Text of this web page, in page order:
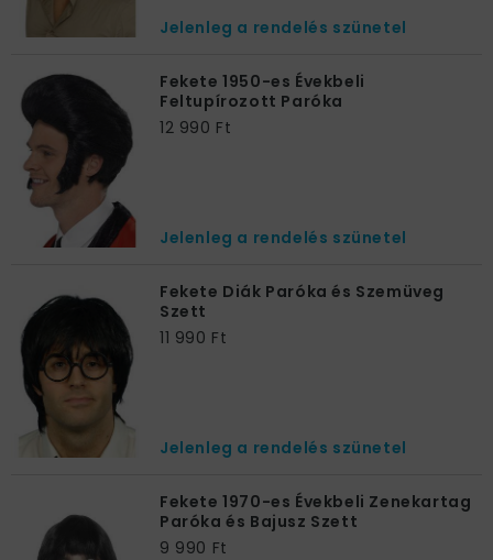
Jelenleg a rendelés szünetel
Fekete 1950-es Évekbeli
Feltupírozott Paróka
12 990 Ft
Jelenleg a rendelés szünetel
Fekete Diák Paróka és Szemüveg
Szett
11 990 Ft
Jelenleg a rendelés szünetel
Fekete 1970-es Évekbeli Zenekartag
Paróka és Bajusz Szett
9 990 Ft